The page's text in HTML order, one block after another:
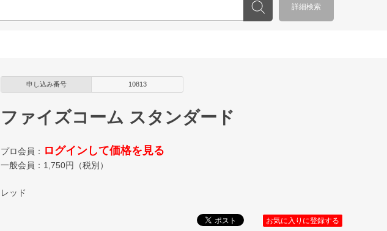
詳細検索
申し込み番号 10813
ファイズコーム スタンダード
プロ会員： ログインして価格を見る
一般会員： 1,750円（税別）
レッド
お気に入りに登録する